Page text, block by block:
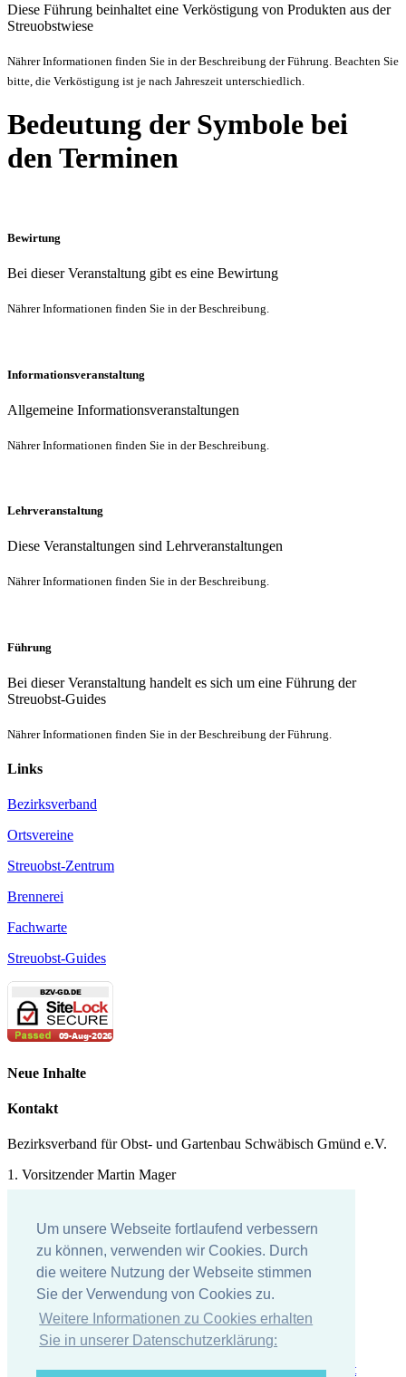
Um unsere Webseite fortlaufend verbessern
zu können, verwenden wir Cookies. Durch
die weitere Nutzung der Webseite stimmen
Sie der Verwendung von Cookies zu.
Weitere Informationen zu Cookies erhalten
Sie in unserer Datenschutzerklärung:
Diese Führung beinhaltet eine Verköstigung von Produkten aus der
Streuobstwiese
Nährer Informationen finden Sie in der Beschreibung der Führung. Beachten Sie
bitte, die Verköstigung ist je nach Jahreszeit unterschiedlich.
Bedeutung der Symbole bei
den Terminen
Bewirtung
Bei dieser Veranstaltung gibt es eine Bewirtung
Nährer Informationen finden Sie in der Beschreibung.
Informationsveranstaltung
Allgemeine Informationsveranstaltungen
Nährer Informationen finden Sie in der Beschreibung.
Lehrveranstaltung
Diese Veranstaltungen sind Lehrveranstaltungen
Nährer Informationen finden Sie in der Beschreibung.
Führung
Bei dieser Veranstaltung handelt es sich um eine Führung der
Streuobst-Guides
Nährer Informationen finden Sie in der Beschreibung der Führung.
Links
Bezirksverband
Ortsvereine
Streuobst-Zentrum
Brennerei
Fachwarte
Streuobst-Guides
Neue Inhalte
Kontakt
Bezirksverband für Obst- und Gartenbau Schwäbisch Gmünd e.V.
1. Vorsitzender Martin Mager
E-Mail:martin.mager@t-online.de
Impressum
Datenschutzerklärung